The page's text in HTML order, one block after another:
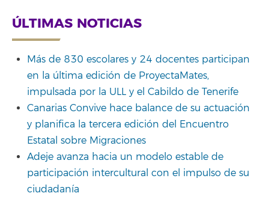
ÚLTIMAS NOTICIAS
Más de 830 escolares y 24 docentes participan
en la última edición de ProyectaMates,
impulsada por la ULL y el Cabildo de Tenerife
Canarias Convive hace balance de su actuación
y planifica la tercera edición del Encuentro
Estatal sobre Migraciones
Adeje avanza hacia un modelo estable de
participación intercultural con el impulso de su
ciudadanía